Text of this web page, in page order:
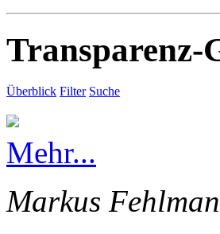
Transparenz-
Überblick Filter Suche
Mehr...
Markus